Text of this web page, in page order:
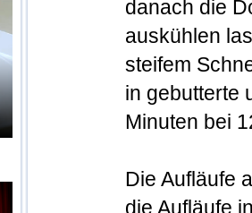
danach die
auskühlen
steifem
in gebutterte
Minuten bei
Die Aufläufe
die Aufläufe